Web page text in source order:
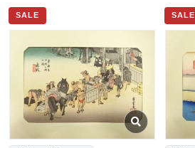
SALE SALE